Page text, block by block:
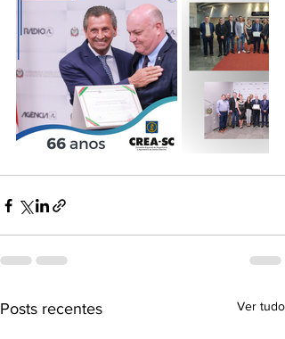
Posts recentes Ver tudo